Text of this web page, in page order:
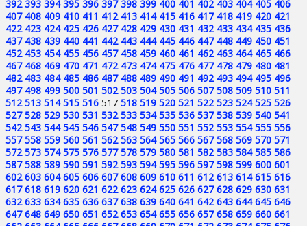
392 393 394 395 396 397 398 399 400 401 402 403 404 405 406
407 408 409 410 411 412 413 414 415 416 417 418 419 420 421
422 423 424 425 426 427 428 429 430 431 432 433 434 435 436
437 438 439 440 441 442 443 444 445 446 447 448 449 450 451
452 453 454 455 456 457 458 459 460 461 462 463 464 465 466
467 468 469 470 471 472 473 474 475 476 477 478 479 480 481
482 483 484 485 486 487 488 489 490 491 492 493 494 495 496
497 498 499 500 501 502 503 504 505 506 507 508 509 510 511
512 513 514 515 516 517 518 519 520 521 522 523 524 525 526
527 528 529 530 531 532 533 534 535 536 537 538 539 540 541
542 543 544 545 546 547 548 549 550 551 552 553 554 555 556
557 558 559 560 561 562 563 564 565 566 567 568 569 570 571
572 573 574 575 576 577 578 579 580 581 582 583 584 585 586
587 588 589 590 591 592 593 594 595 596 597 598 599 600 601
602 603 604 605 606 607 608 609 610 611 612 613 614 615 616
617 618 619 620 621 622 623 624 625 626 627 628 629 630 631
632 633 634 635 636 637 638 639 640 641 642 643 644 645 646
647 648 649 650 651 652 653 654 655 656 657 658 659 660 661